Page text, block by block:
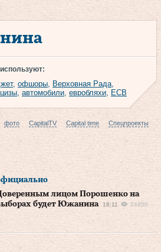
, офшоры, Верховная Рада,
, автомобили, евробляхи, ЕСВ
фото CapitalTV Capital time
Спецпроекты
лицом Порошенко на
будет Южанина
18:11 24850